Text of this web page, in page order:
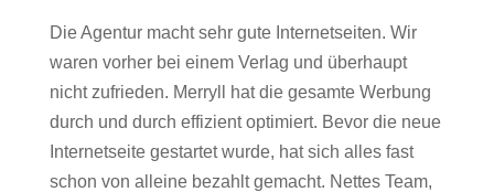
Die Agentur macht sehr gute Internetseiten. Wir
waren vorher bei einem Verlag und überhaupt
nicht zufrieden. Merryll hat die gesamte Werbung
durch und durch effizient optimiert. Bevor die neue
Internetseite gestartet wurde, hat sich alles fast
schon von alleine bezahlt gemacht. Nettes Team,